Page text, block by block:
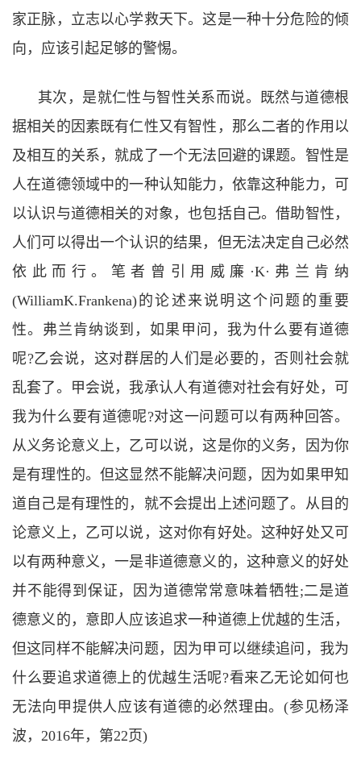
家正脉，立志以心学救天下。这是一种十分危险的倾
向，应该引起足够的警惕。
其次，是就仁性与智性关系而说。既然与道德根
据相关的因素既有仁性又有智性，那么二者的作用以
及相互的关系，就成了一个无法回避的课题。智性是
人在道德领域中的一种认知能力，依靠这种能力，可
以认识与道德相关的对象，也包括自己。借助智性，
人们可以得出一个认识的结果，但无法决定自己必然
依此而行。笔者曾引用威廉·K· 弗兰肯纳
(WilliamK.Frankena) 的论述来说明这个问题的重要
性。弗兰肯纳谈到，如果甲问，我为什么要有道德
呢?乙会说，这对群居的人们是必要的，否则社会就
乱套了。甲会说，我承认人有道德对社会有好处，可
我为什么要有道德呢?对这一问题可以有两种回答。
从义务论意义上，乙可以说，这是你的义务，因为你
是有理性的。但这显然不能解决问题，因为如果甲知
道自己是有理性的，就不会提出上述问题了。从目的
论意义上，乙可以说，这对你有好处。这种好处又可
以有两种意义，一是非道德意义的，这种意义的好处
并不能得到保证，因为道德常常意味着牺牲;二是道
德意义的，意即人应该追求一种道德上优越的生活，
但这同样不能解决问题，因为甲可以继续追问，我为
什么要追求道德上的优越生活呢?看来乙无论如何也
无法向甲提供人应该有道德的必然理由。(参见杨泽
波， 2016年，第22 页)